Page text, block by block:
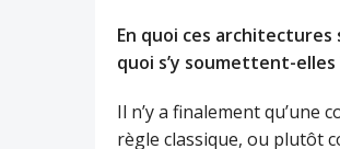
En quoi ces architectures
quoi s’y soumettent-elles
Il n’y a finalement qu’une
règle classique, ou plutôt